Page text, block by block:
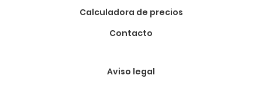
Calculadora de precios
Contacto
Aviso legal